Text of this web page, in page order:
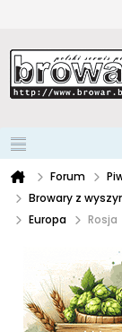
Forum
Browary z
Europa
Rosja